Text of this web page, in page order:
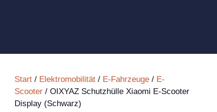
Start / Elektromobilität / E-Fahrzeuge / E-
Scooter / OIXYAZ Schutzhülle Xiaomi E-Scooter
Display (Schwarz)